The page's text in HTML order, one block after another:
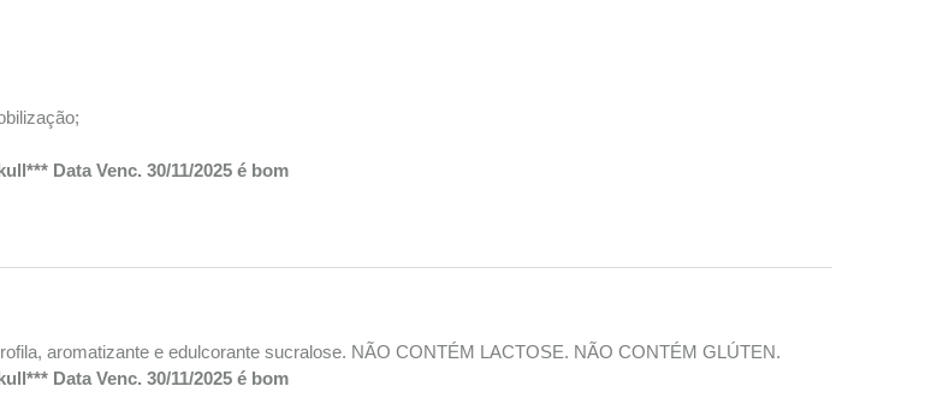
Data Venc. 30/11/2025 é bom
aromatizante e edulcorante sucralose. NÃO CONTÉM LACTOSE. NÃO CONTÉM GLÚTEN.
Data Venc. 30/11/2025 é bom